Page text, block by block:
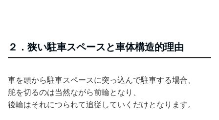
２．狭い駐車スペースと車体構造的理由
車を頭から駐車スペースに突っ込んで駐車する場合、
舵を切るのは当然ながら前輪となり、
後輪はそれにつられて追従していくだけとなります。